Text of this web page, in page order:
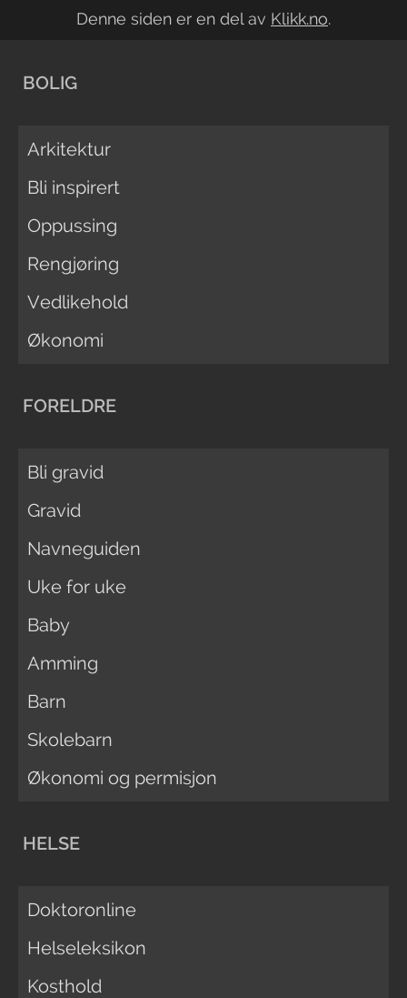
Denne siden er en del av Klikk.no.
BOLIG
Arkitektur
Bli inspirert
Oppussing
Rengjøring
Vedlikehold
Økonomi
FORELDRE
Bli gravid
Gravid
Navneguiden
Uke for uke
Baby
Amming
Barn
Skolebarn
Økonomi og permisjon
HELSE
Doktoronline
Helseleksikon
Kosthold